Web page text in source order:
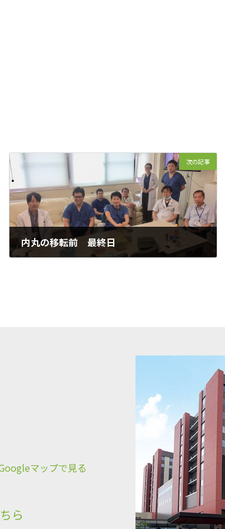
次の記事
内丸の移転前 最終日
マップで見る
ら